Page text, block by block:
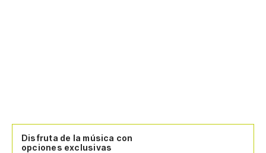
Disfruta de la música con
opciones exclusivas